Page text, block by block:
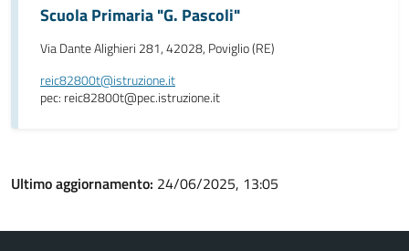
Scuola Primaria "G. Pascoli"
Via Dante Alighieri 281, 42028, Poviglio (RE)
reic82800t@istruzione.it
pec: reic82800t@pec.istruzione.it
Ultimo aggiornamento: 24/06/2025, 13:05